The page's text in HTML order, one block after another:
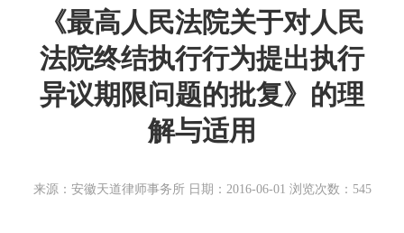
《最高人民法院关于对人民
法院终结执行行为提出执行
异议期限问题的批复》的理
解与适用
来源：安徽天道律师事务所 日期：2016-06-01 浏览次数：545